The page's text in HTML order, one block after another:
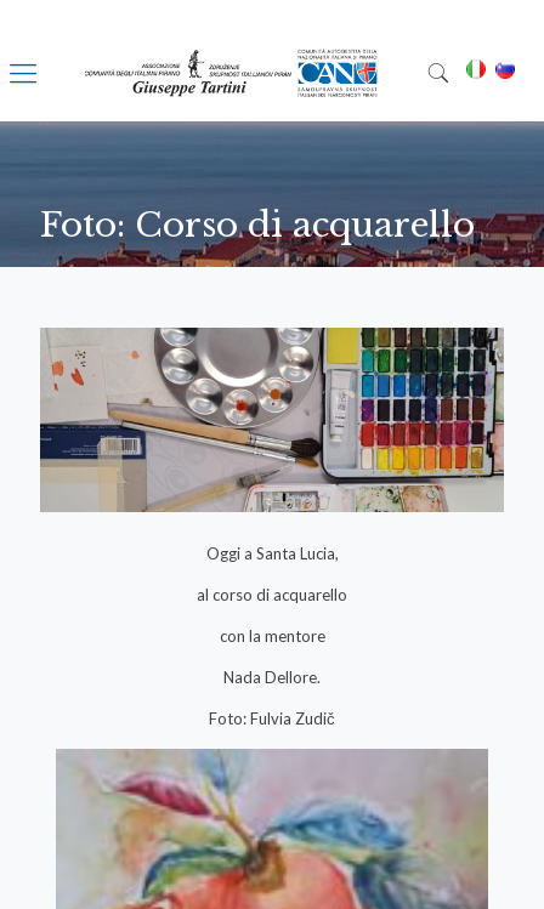
Foto: Corso di acquarello
Oggi a Santa Lucia,
al corso di acquarello
con la mentore
Nada Dellore.
Foto: Fulvia Zudič